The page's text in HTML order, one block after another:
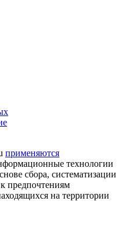
применяются
технологии
сбора, систематизации
предпочтениям
на территории